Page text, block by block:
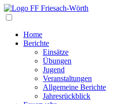
Home
Berichte
Einsätze
Übungen
Jugend
Veranstaltungen
Allgemeine Berichte
Jahresrückblick